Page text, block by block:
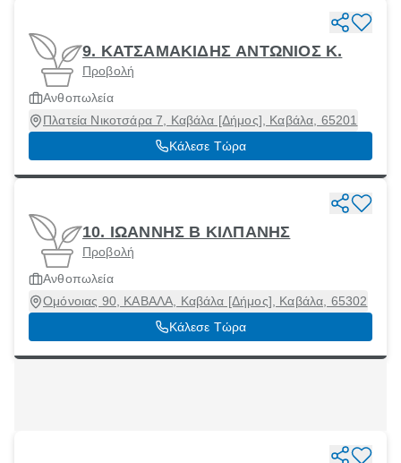
9. ΚΑΤΣΑΜΑΚΙΔΗΣ ΑΝΤΩΝΙΟΣ Κ.
Προβολή
Ανθοπωλεία
Πλατεία Νικοτσάρα 7, Καβάλα [Δήμος], Καβάλα, 65201
Κάλεσε Τώρα
10. ΙΩΑΝΝΗΣ Β ΚΙΛΠΑΝΗΣ
Προβολή
Ανθοπωλεία
Ομόνοιας 90, ΚΑΒΑΛΑ, Καβάλα [Δήμος], Καβάλα, 65302
Κάλεσε Τώρα